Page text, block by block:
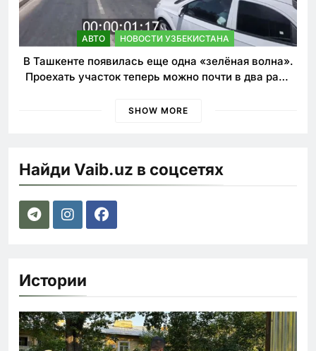
АВТО НОВОСТИ УЗБЕКИСТАНА
В Ташкенте появилась еще одна «зелёная волна».
Проехать участок теперь можно почти в два раза
SHOW MORE
Найди Vaib.uz в соцсетях
Истории